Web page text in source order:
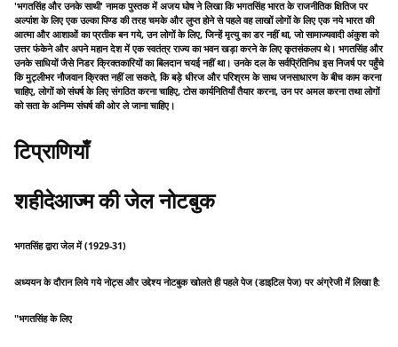
'भगतसिंह और उनके साथी' नामक पुस्तक में अजय घोष ने लिखा कि भगतसिंह भारत के राजनीतिक क्षितिज पर
अल्पांश के लिए एक उल्का पिण्ड की तरह चमके और लुप्त होने से पहले वह लाखों लोगों के लिए एक नये भारत की
आत्मा और आशाओं का प्रतीक बन गये, उन लोगों के लिए, जिन्हें मृत्यु का डर नहीं था, जो सामाज्यवादी अंकुश को
उत्तर फंकेने और अपने महान देश में एक स्वतंत्र राज्य का भवन खड़ा करने के लिए कृतसंकलप थे। भगतसिंह और
उनके साधियों जैसे निडर क्रिक्तकारियों का बिलदान चयई नहीं था। उनके दल के सर्वप्रिंतिनिध इस निजर्ष पर पहुँचे
कि मुट्लीभर नौजवान क्रिक्त नहीं ला सकते, कि बड़े धीरज और परिश्रम के साथ जनसाधारण के बीच काम करना
चाहिए, लोगों को संघर्ष के लिए संगठित करना चाहिए, टोस कार्यनितियाँ तैयार करना, उन पर अमल करना तथा लोगों
को सता के अनिम्म संघर्ष की ओर ले जाना चाहिए।
टिप्राणियाँ
शहीदेआज्म की जेल नोटबुक
भगतसिंह द्वारा जेल में (1929-31)
अध्ययन के दौरान लिये गये नोट्स और उद्देश्य नोटबुक खोलते ही पहले पेज (डाइटिल पेज) पर अंग्रेजी में लिखा है:
"भगतसिंह के लिए